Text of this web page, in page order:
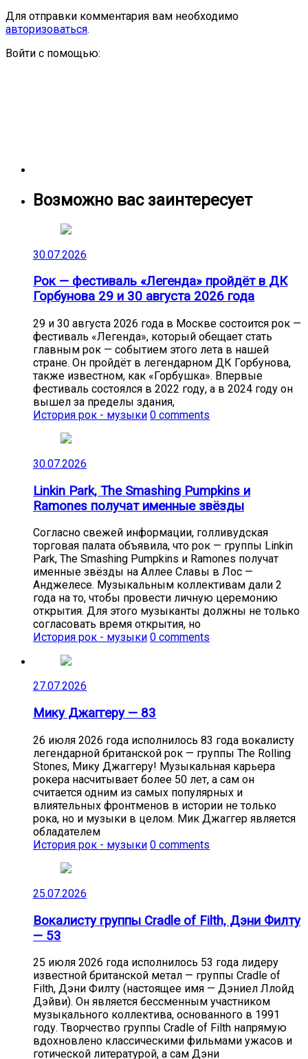
Для отправки комментария вам необходимо
авторизоваться.
Войти с помощью:
Возможно вас заинтересует
30.07.2026
Рок — фестиваль «Легенда» пройдёт в ДК
Горбунова 29 и 30 августа 2026 года
29 и 30 августа 2026 года в Москве состоится рок —
фестиваль «Легенда», который обещает стать
главным рок — событием этого лета в нашей
стране. Он пройдёт в легендарном ДК Горбунова,
также известном, как «Горбушка». Впервые
фестиваль состоялся в 2022 году, а в 2024 году он
вышел за пределы здания,
История рок - музыки 0 comments
30.07.2026
Linkin Park, The Smashing Pumpkins и
Ramones получат именные звёзды
Согласно свежей информации, голливудская
торговая палата объявила, что рок — группы Linkin
Park, The Smashing Pumpkins и Ramones получат
именные звёзды на Аллее Славы в Лос —
Анджелесе. Музыкальным коллективам дали 2
года на то, чтобы провести личную церемонию
открытия. Для этого музыканты должны не только
согласовать время открытия, но
История рок - музыки 0 comments
27.07.2026
Мику Джаггеру — 83
26 июля 2026 года исполнилось 83 года вокалисту
легендарной британской рок — группы The Rolling
Stones, Мику Джаггеру! Музыкальная карьера
рокера насчитывает более 50 лет, а сам он
считается одним из самых популярных и
влиятельных фронтменов в истории не только
рока, но и музыки в целом. Мик Джаггер является
обладателем
История рок - музыки 0 comments
25.07.2026
Вокалисту группы Cradle of Filth, Дэни Филту
— 53
25 июля 2026 года исполнилось 53 года лидеру
известной британской метал — группы Cradle of
Filth, Дэни Филту (настоящее имя — Дэниел Ллойд
Дэйви). Он является бессменным участником
музыкального коллектива, основанного в 1991
году. Творчество группы Cradle of Filth напрямую
вдохновлено классическими фильмами ужасов и
готической литературой, а сам Дэни